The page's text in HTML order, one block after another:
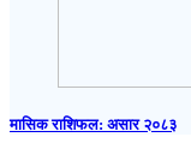
मासिक राशिफल: असार २०८३